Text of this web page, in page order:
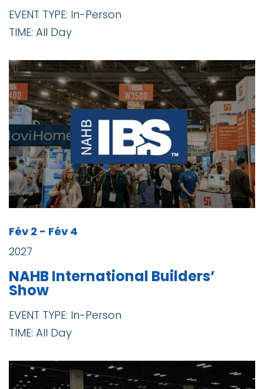
EVENT TYPE: In-Person
TIME: All Day
Fév 2 - Fév 4
2027
NAHB International Builders’
Show
EVENT TYPE: In-Person
TIME: All Day